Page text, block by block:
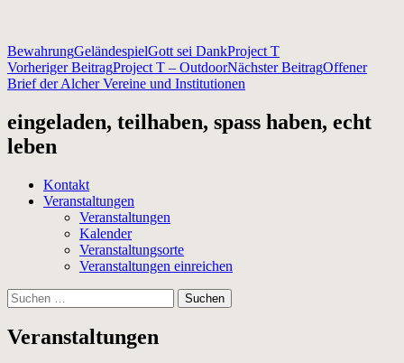
BewahrungGeländespielGott sei DankProject T
Beitragsnavigation
Vorheriger BeitragProject T – OutdoorNächster BeitragOffener
Brief der Alcher Vereine und Institutionen
eingeladen, teilhaben, spass haben, echt
leben
Kontakt
Veranstaltungen
Veranstaltungen
Kalender
Veranstaltungsorte
Veranstaltungen einreichen
Suchen
nach:
Veranstaltungen